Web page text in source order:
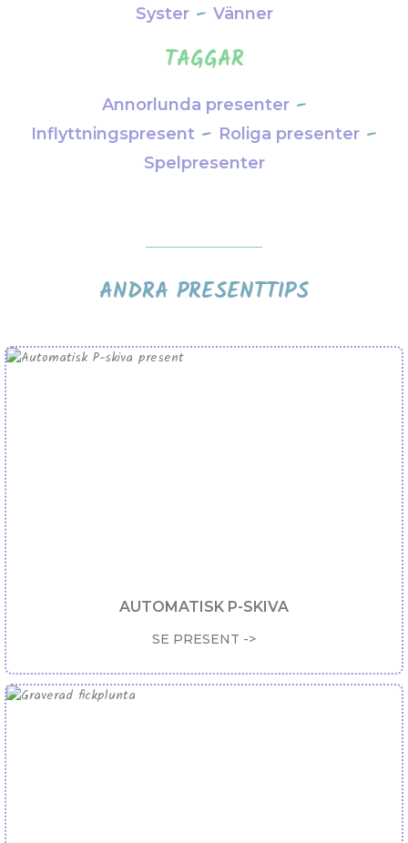
Syster– Vänner
TAGGAR
Annorlunda presenter–
Inflyttningspresent – Roliga presenter –
Spelpresenter
ANDRA PRESENTTIPS
AUTOMATISK P-SKIVA
SE PRESENT ->